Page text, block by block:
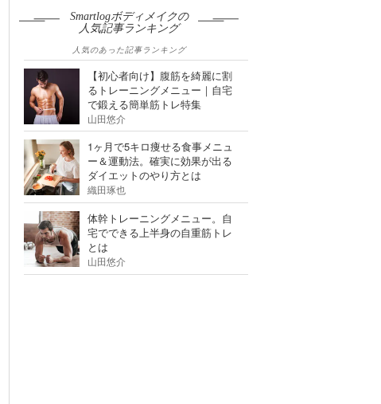
Smartlogボディメイクの
人気記事ランキング
人気のあった記事ランキング
【初心者向け】腹筋を綺麗に割
るトレーニングメニュー｜自宅
で鍛える簡単筋トレ特集
山田悠介
1ヶ月で5キロ痩せる食事メニュ
ー＆運動法。確実に効果が出る
ダイエットのやり方とは
織田琢也
体幹トレーニングメニュー。自
宅でできる上半身の自重筋トレ
とは
山田悠介